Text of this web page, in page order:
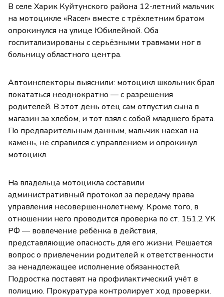
В селе Харик Куйтунского района 12-летний мальчик
на мотоцикле «Racer» вместе с трёхлетним братом
опрокинулся на улице Юбилейной. Оба
госпитализированы с серьёзными травмами ног в
больницу областного центра.
Автоинспекторы выяснили: мотоцикл школьник брал
покататься неоднократно — с разрешения
родителей. В этот день отец сам отпустил сына в
магазин за хлебом, и тот взял с собой младшего брата.
По предварительным данным, мальчик наехал на
камень, не справился с управлением и опрокинул
мотоцикл.
На владельца мотоцикла составили
административный протокол за передачу права
управления несовершеннолетнему. Кроме того, в
отношении него проводится проверка по ст. 151.2 УК
РФ — вовлечение ребёнка в действия,
представляющие опасность для его жизни. Решается
вопрос о привлечении родителей к ответственности
за ненадлежащее исполнение обязанностей.
Подростка поставят на профилактический учёт в
полицию. Прокуратура контролирует ход проверки.